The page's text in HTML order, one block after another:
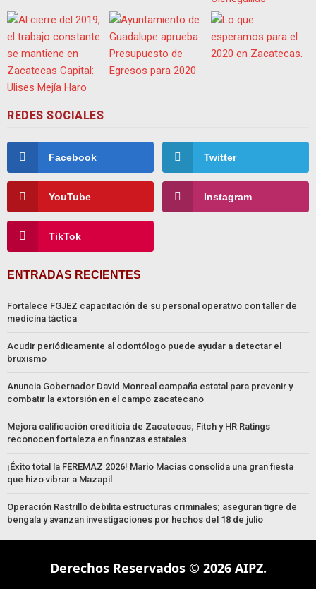
REDES SOCIALES
Facebook Twitter
YouTube Instagram
TikTok
ENTRADAS RECIENTES
Fortalece FGJEZ capacitación de su personal operativo con taller de
medicina táctica
Acudir periódicamente al odontólogo puede ayudar a detectar el
bruxismo
Anuncia Gobernador David Monreal campaña estatal para prevenir y
combatir la extorsión en el campo zacatecano
Mejora calificación crediticia de Zacatecas; Fitch y HR Ratings
reconocen fortaleza en finanzas estatales
¡Éxito total la FEREMAZ 2026! Mario Macías consolida una gran fiesta
que hizo vibrar a Mazapil
Operación Rastrillo debilita estructuras criminales; aseguran tigre de
bengala y avanzan investigaciones por hechos del 18 de julio
Derechos Reservados © 2026 AIPZ.